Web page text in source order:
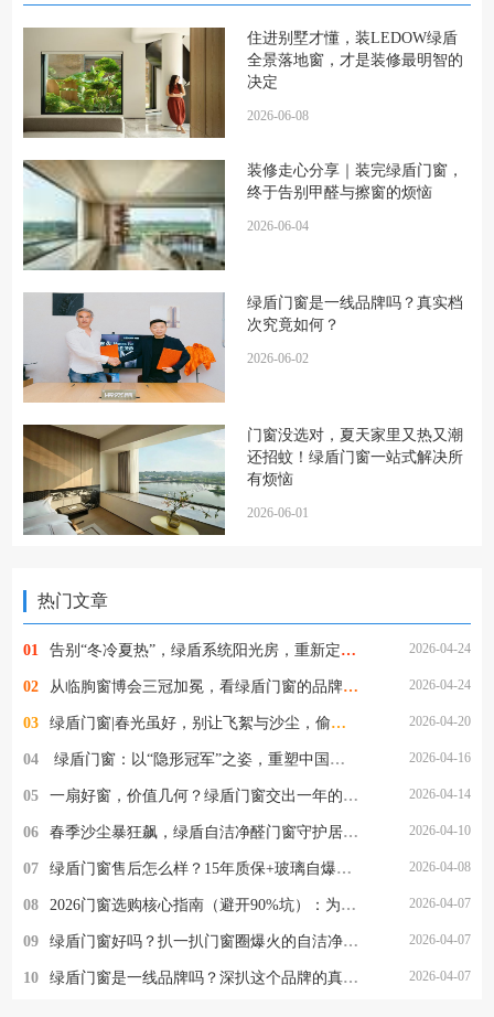
住进别墅才懂，装LEDOW绿盾
全景落地窗，才是装修最明智的
决定
2026-06-08
装修走心分享｜装完绿盾门窗，
终于告别甲醛与擦窗的烦恼
2026-06-04
绿盾门窗是一线品牌吗？真实档
次究竟如何？
2026-06-02
门窗没选对，夏天家里又热又潮
还招蚊！绿盾门窗一站式解决所
有烦恼
2026-06-01
热门文章
01 告别“冬冷夏热”，绿盾系统阳光房，重新定义“与自然为邻” 2026-04-24
02 从临朐窗博会三冠加冕，看绿盾门窗的品牌定力与破局之道 2026-04-24
03 绿盾门窗|春光虽好，别让飞絮与沙尘，偷走家人的健康 2026-04-20
04 ​ 绿盾门窗：以“隐形冠军”之姿，重塑中国高端门窗新格局 2026-04-16
05 一扇好窗，价值几何？绿盾门窗交出一年的使用答卷 2026-04-14
06 春季沙尘暴狂飙，绿盾自洁净醛门窗守护居家清净 2026-04-10
07 绿盾门窗售后怎么样？15年质保+玻璃自爆全赔，这保障够硬核！ 2026-04-08
08 2026门窗选购核心指南（避开90%坑）：为什么懂行的人都选绿盾门窗？ 2026-04-07
09 绿盾门窗好吗？扒一扒门窗圈爆火的自洁净醛，到底值不值得选 2026-04-07
10 绿盾门窗是一线品牌吗？深扒这个品牌的真实段位 2026-04-07